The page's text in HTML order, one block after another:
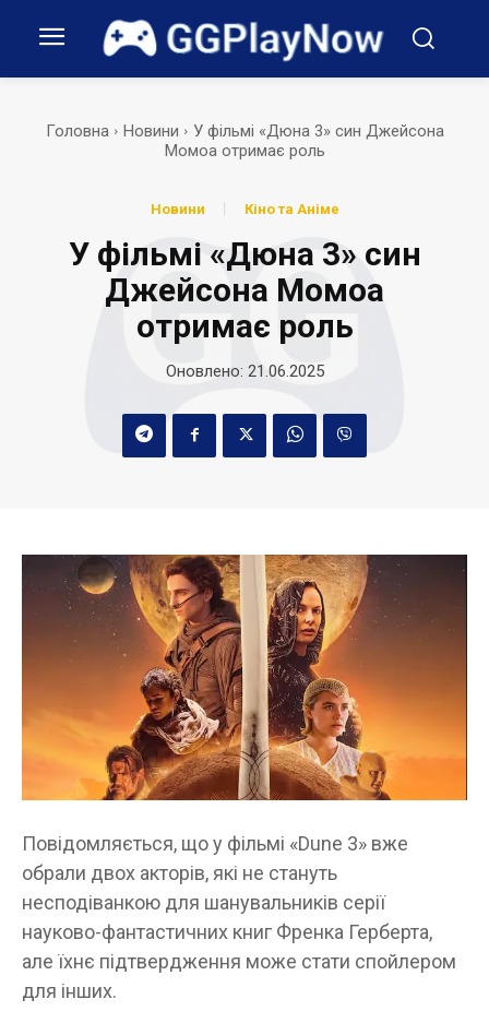
Головна Новини
У фільмі «Дюна 3» син Джейсона
Момоа отримає роль
Новини Кіно та Аніме
У фільмі «Дюна 3» син
Джейсона Момоа
отримає роль
Оновлено: 21.06.2025
Повідомляється, що у фільмі «Dune 3» вже
обрали двох акторів, які не стануть
несподіванкою для шанувальників серії
науково-фантастичних книг Френка Герберта,
але їхнє підтвердження може стати спойлером
для інших.